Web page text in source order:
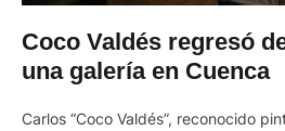
Coco Valdés regresó
una galería en Cuenca
Carlos “Coco Valdés”, reconocido